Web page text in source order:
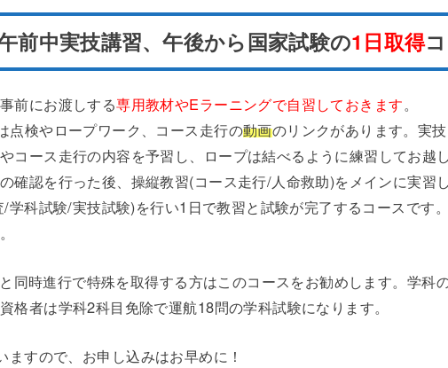
前中実技講習、午後から国家試験の1日取得
前にお渡しする専用教材やEラーニングで自習しておきます。
点検やロープワーク、コース走行の動画のリンクがあります。実
コース走行の内容を予習し、ロープは結べるように練習してお越し
確認を行った後、操縦教習(コース走行/人命救助)をメインに実習し
学科試験/実技試験)を行い1日で教習と試験が完了するコース です
同時進行で特殊を取得する方はこのコースをお勧めします。学科
格者は学科2科目免除で運航18問の学科試験になります。
すので、お申し込みはお早めに！